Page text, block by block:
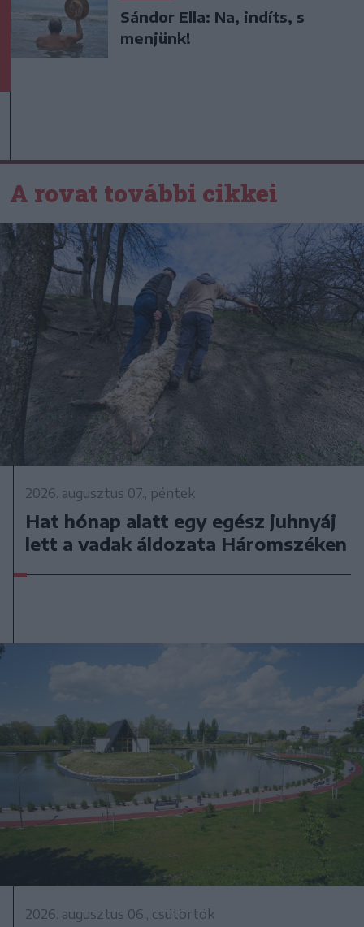
Sándor Ella: Na, indíts, s
menjünk!
A rovat további cikkei
2026. augusztus 07., péntek
Hat hónap alatt egy egész juhnyáj
lett a vadak áldozata Háromszéken
2026. augusztus 06., csütörtök